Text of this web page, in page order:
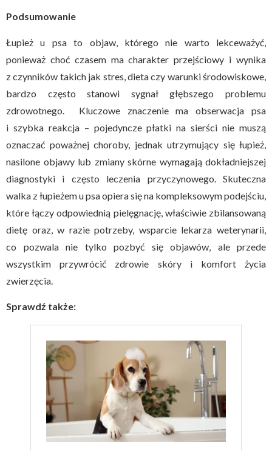
Podsumowanie
Łupież u psa to objaw, którego nie warto lekceważyć,
ponieważ choć czasem ma charakter przejściowy i wynika
z czynników takich jak stres, dieta czy warunki środowiskowe,
bardzo często stanowi sygnał głębszego problemu
zdrowotnego. Kluczowe znaczenie ma obserwacja psa
i szybka reakcja – pojedyncze płatki na sierści nie muszą
oznaczać poważnej choroby, jednak utrzymujący się łupież,
nasilone objawy lub zmiany skórne wymagają dokładniejszej
diagnostyki i często leczenia przyczynowego. Skuteczna
walka z łupieżem u psa opiera się na kompleksowym podejściu,
które łączy odpowiednią pielęgnację, właściwie zbilansowaną
dietę oraz, w razie potrzeby, wsparcie lekarza weterynarii,
co pozwala nie tylko pozbyć się objawów, ale przede
wszystkim przywrócić zdrowie skóry i komfort życia
zwierzęcia.
Sprawdź także: